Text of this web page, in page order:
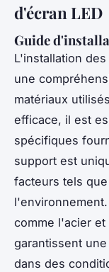
d'écran LED
Guide
L'installation des
une
matériaux
efficace, il est
spécifiques
support est
facteurs tels
comme l'acier
garantissent
dans des